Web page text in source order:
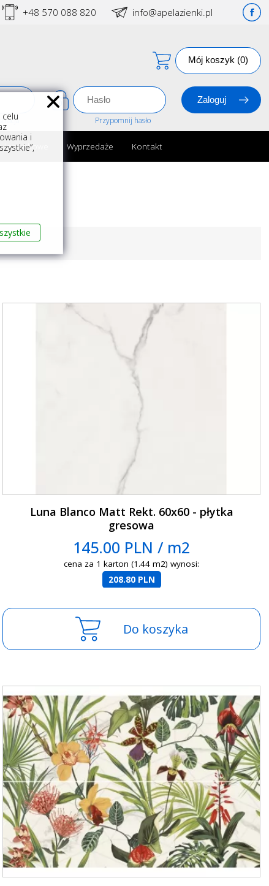
+48 570 088 820 info@apelazienki.pl
Mój koszyk (0)
Przypomnij hasło
Wyprzedaże Kontakt
Luna Blanco Matt Rekt. 60x60 - płytka
gresowa
145.00 PLN / m2
cena za 1 karton (1.44 m2) wynosi:
208.80 PLN
Do koszyka
i